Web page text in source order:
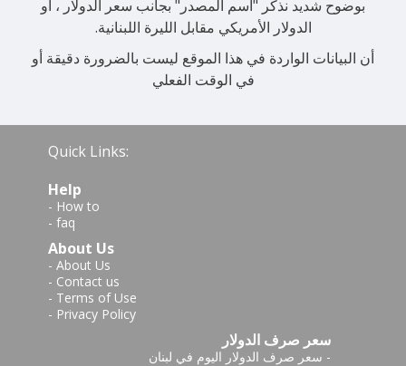
بوضوح شديد نذكر "اسم المصدر" بجانب سعر الدولار ، أو
الدولار الأمريكي مقابل الليرة اللبنانية.
أن البيانات الواردة في هذا الموقع ليست بالضرورة دقيقة أو
في الوقت الفعلي
Quick Links:
Help
- How to
- faq
About Us
- About Us
- Contact us
- Terms of Use
- Privacy Policy
سعر صرف الدولار
- سعر صرف الدولار اليوم في لبنان